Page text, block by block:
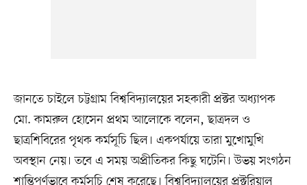
জানতে চাইলে চট্টগ্রাম বিশ্ববিদ্যালয়ের সহকারী প্রক্টর অধ্যাপক
মো. কামরুল হোসেন প্রথম আলোকে বলেন, ছাত্রদল ও
ছাত্রশিবিরের পৃথক কর্মসূচি ছিল। একপর্যায়ে তারা মুখোমুখি
অবস্থান নেয়। তবে এ সময় অপ্রীতিকর কিছু ঘটেনি। উভয় সংগঠন